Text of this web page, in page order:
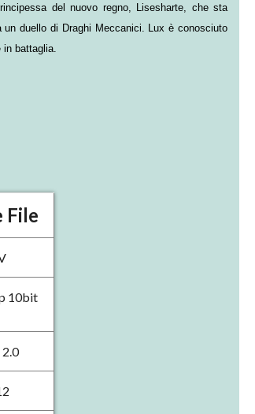
del nuovo regno, Lisesharte, che sta
duello di Draghi Meccanici. Lux è conosciuto
battaglia.
File
10bit